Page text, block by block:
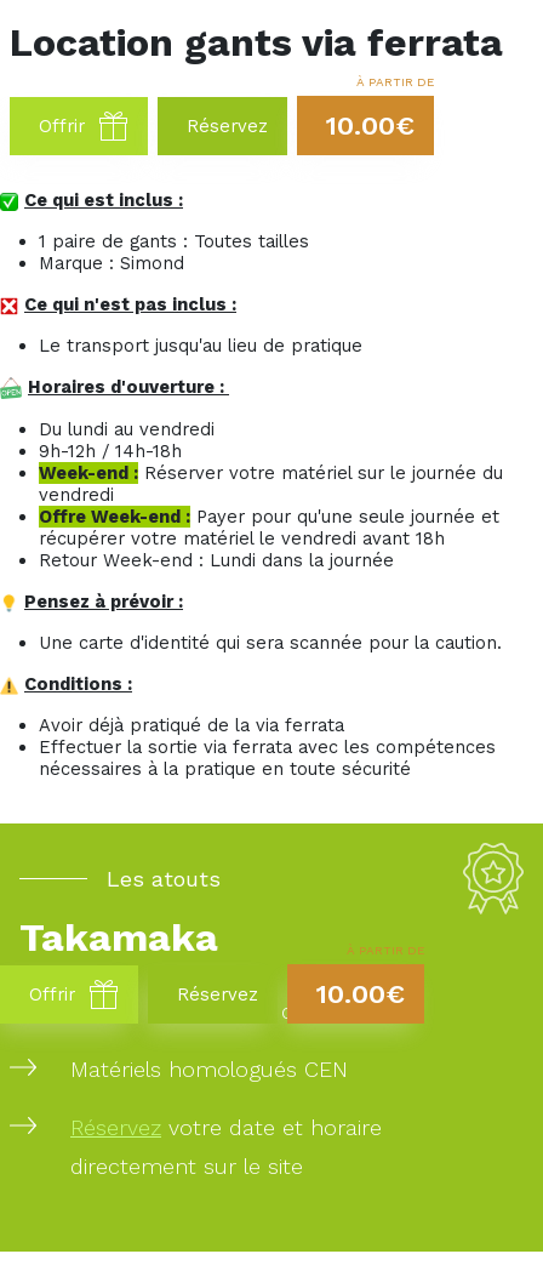
Location gants via ferrata
Offrir Réservez
À PARTIR DE
10.00€
Ce qui est inclus :
1 paire de gants : Toutes tailles
Marque : Simond
Ce qui n'est pas inclus :
Le transport jusqu'au lieu de pratique
Horaires d'ouverture :
Du lundi au vendredi
9h-12h / 14h-18h
Week-end : Réserver votre matériel sur le journée du
vendredi
Offre Week-end : Payer pour qu'une seule journée et
récupérer votre matériel le vendredi avant 18h
Retour Week-end : Lundi dans la journée
Pensez à prévoir :
Une carte d'identité qui sera scannée pour la caution.
Conditions :
Avoir déjà pratiqué de la via ferrata
Effectuer la sortie via ferrata avec les compétences
nécessaires à la pratique en toute sécurité
Les atouts
Takamaka
20 ans d’experience dans la région
Matériels homologués CEN
Réservez votre date et horaire
directement sur le site
Offrir Réservez
À PARTIR DE
10.00€
PAIEMENT